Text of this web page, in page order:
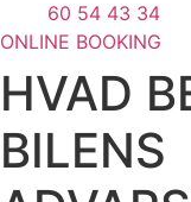
60 54 43 34
ONLINE BOOKING
HVAD
BILENS